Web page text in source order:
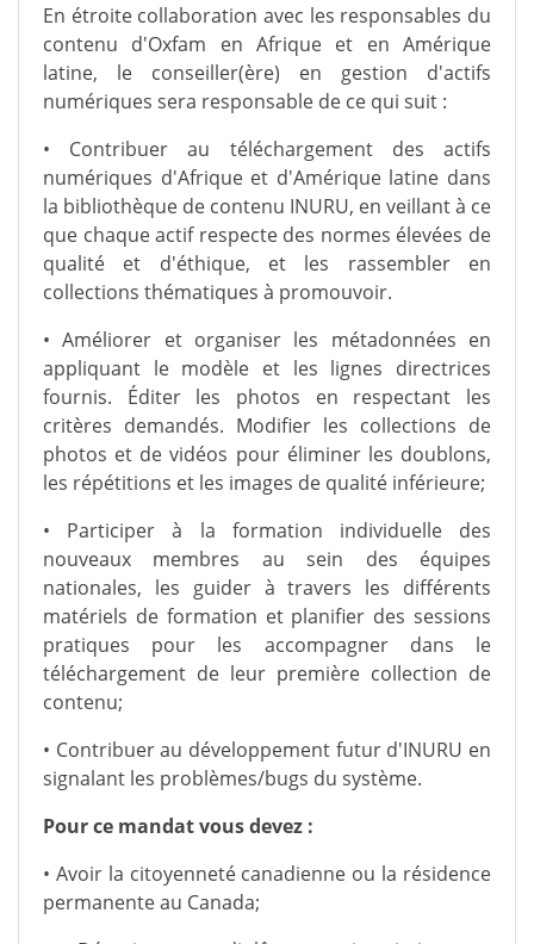
En étroite collaboration avec les responsables du
contenu d'Oxfam en Afrique et en Amérique
latine, le conseiller(ère) en gestion d'actifs
numériques sera responsable de ce qui suit :
• Contribuer au téléchargement des actifs
numériques d'Afrique et d'Amérique latine dans
la bibliothèque de contenu INURU, en veillant à ce
que chaque actif respecte des normes élevées de
qualité et d'éthique, et les rassembler en
collections thématiques à promouvoir.
• Améliorer et organiser les métadonnées en
appliquant le modèle et les lignes directrices
fournis. Éditer les photos en respectant les
critères demandés. Modifier les collections de
photos et de vidéos pour éliminer les doublons,
les répétitions et les images de qualité inférieure;
• Participer à la formation individuelle des
nouveaux membres au sein des équipes
nationales, les guider à travers les différents
matériels de formation et planifier des sessions
pratiques pour les accompagner dans le
téléchargement de leur première collection de
contenu;
• Contribuer au développement futur d'INURU en
signalant les problèmes/bugs du système.
Pour ce mandat vous devez :
• Avoir la citoyenneté canadienne ou la résidence
permanente au Canada;